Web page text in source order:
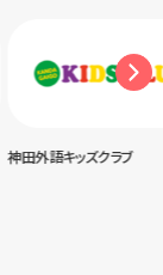
神田外語キッズクラブ